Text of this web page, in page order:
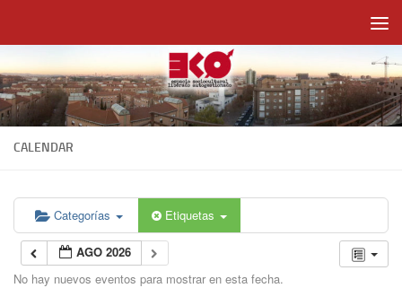
CALENDAR
Categorías Etiquetas
AGO 2026
No hay nuevos eventos para mostrar en esta fecha.